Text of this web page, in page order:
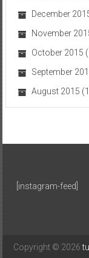
December
November
October 2015
September
August 2015
[instagram-feed]
Copyright © 2026